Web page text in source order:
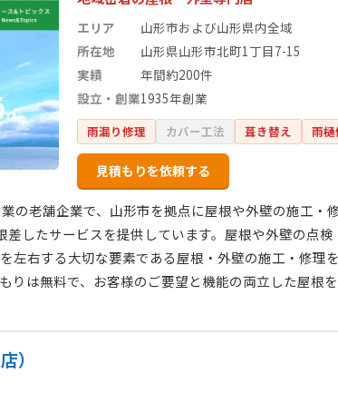
エリア
山形市および山形県内全域
所在地
山形県山形市北町1丁目7-15
実績
年間約200件
設立・創業1935年創業
雨漏り修理 カバー工法 葺き替え 雨樋
見積もりを依頼する
の老舗企業で、山形市を拠点に屋根や外壁の施工・
したサービスを提供しています。屋根や外壁の点
左右する大切な要素である屋根・外壁の施工・修理
りは無料で、お客様のご要望と機能の両立した屋根を
）